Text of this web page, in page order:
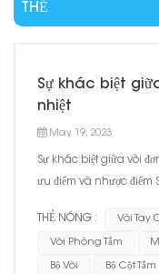
THẺ
Sự khác biệt
nhiệt
May 19, 2023
Sự khác biệt giữa vòi
ưu điểm và nhược điểm
đơn thông thường
để đạt được khả năng
THẺ NÓNG : Vòi Tay
Vòi Phòng Tắm
Bộ Vòi Bộ Cột Tắm